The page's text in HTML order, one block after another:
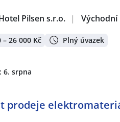
Pilsen s.r.o. | Východní
– 26 000 Kč Plný úvazek
6. srpna
prodeje